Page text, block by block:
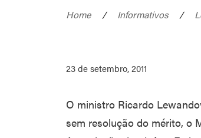
Home / Informativos /
23 de setembro, 2011
O ministro Ricardo
sem resolução do mérito, o